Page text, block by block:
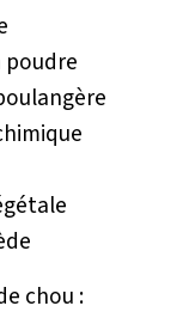
poudre
chou :